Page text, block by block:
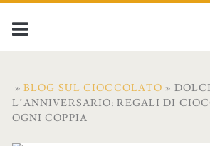
» BLOG SUL CIOCCOLATO »
L’ANNIVERSARIO: REGALI DI
OGNI COPPIA